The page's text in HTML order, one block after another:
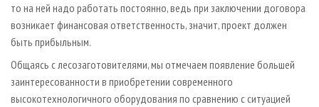
то на ней надо работать постоянно, ведь при заключении договора
возникает финансовая ответственность, значит, проект должен
быть прибыльным.
Общаясь с лесозаготовителями, мы отмечаем появление большей
заинтересованности в приобретении современного
высокотехнологичного оборудования по сравнению с ситуацией